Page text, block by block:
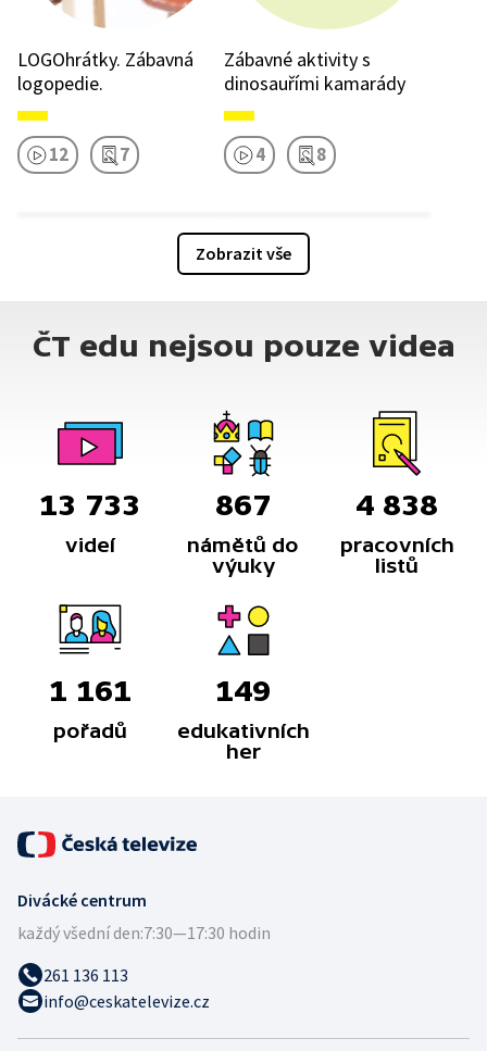
LOGOhrátky. Zábavná
logopedie.
12 7
Zábavné aktivity s
dinosauřími kamarády
4 8
Zobrazit vše
ČT edu nejsou pouze videa
13 733
videí
867
námětů do
výuky
4 838
pracovních
listů
1 161
pořadů
149
edukativních
her